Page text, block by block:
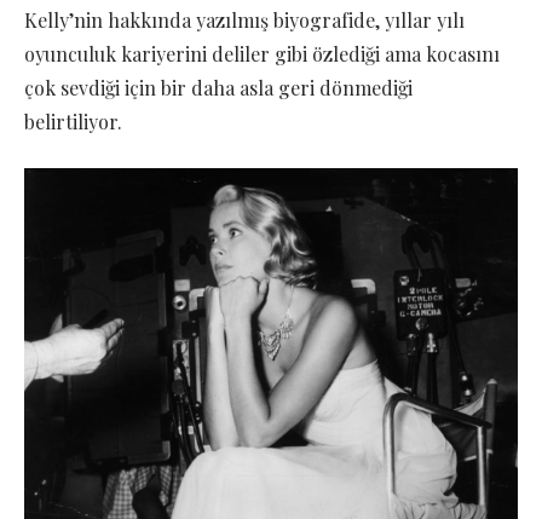
Kelly’nin hakkında yazılmış biyografide, yıllar yılı
oyunculuk kariyerini deliler gibi özlediği ama kocasını
çok sevdiği için bir daha asla geri dönmediği
belirtiliyor.